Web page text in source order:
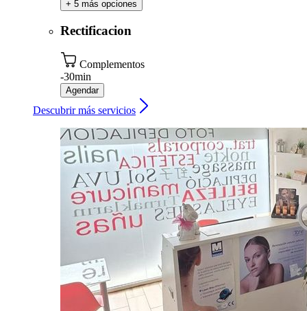
+ 5 más opciones
Rectificacion
Complementos
-30min
Agendar
Descubrir más servicios